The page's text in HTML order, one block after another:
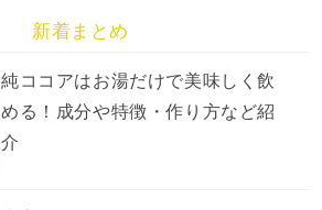
新着まとめ
純ココアはお湯だけで美味しく飲
める！成分や特徴・作り方など紹
介